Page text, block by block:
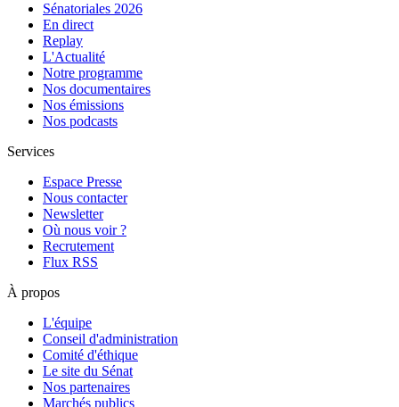
Sénatoriales 2026
En direct
Replay
L'Actualité
Notre programme
Nos documentaires
Nos émissions
Nos podcasts
Services
Espace Presse
Nous contacter
Newsletter
Où nous voir ?
Recrutement
Flux RSS
À propos
L'équipe
Conseil d'administration
Comité d'éthique
Le site du Sénat
Nos partenaires
Marchés publics